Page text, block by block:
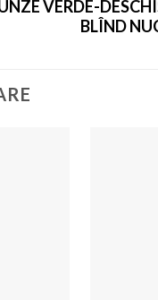
VERDE-
BLÎND